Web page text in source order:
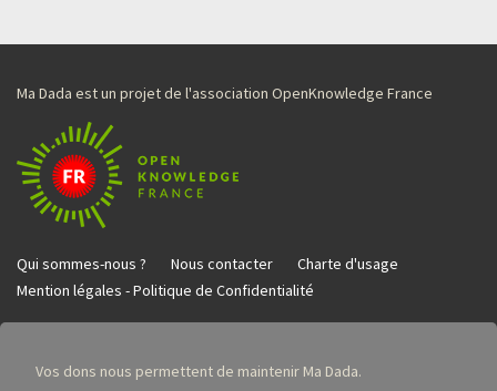
Ma Dada est un projet de l'association OpenKnowledge France
Qui sommes-nous ? Nous contacter
Charte d'usage
Mention légales - Politique de Confidentialité
Vos dons nous permettent de maintenir Ma Dada.